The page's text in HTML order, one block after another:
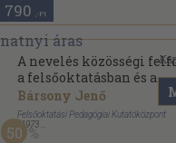
790 ,-Ft
A nevelés közösségi
a felsőoktatásban és a
csoportpatronálás
Bársony Jenő
Felsőoktatási Pedagógiai Kutatóközpont
1973
Ragasztott papírkötés
50